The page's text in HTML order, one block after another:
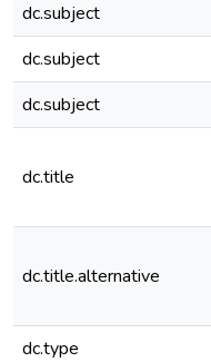
dc.subject
dc.subject
dc.subject
dc.title
dc.title.alternative
dc.type